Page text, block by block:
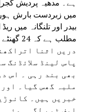
میں زبردست بارش
بیدر اور تلنگانہ میں
مطلب ہے کہ 24 گھنٹے میں حد سے زیادہ بارش۔
دریں اثنا
پاس لینڈ سلائڈنگ
بھی بند رہی ۔ اس
ملبہ گھس گیا۔
خبریں ہیں۔